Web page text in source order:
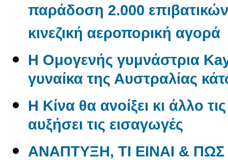
παράδοση 2.000
κινεζική αεροπορική αγορά
Η Ομογενής γυμνάστρια
γυναίκα της Αυστραλίας
Η Κίνα θα ανοίξει κι άλλο
αυξήσει τις εισαγωγές
ΑΝΑΠΤΥΞΗ, ΤΙ ΕΙΝΑΙ &